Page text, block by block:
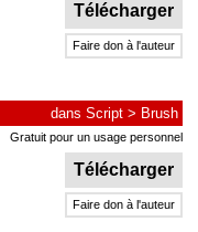
Télécharger
Faire don à l'auteur
dans Script > Brush
Gratuit pour un usage personnel
Télécharger
Faire don à l'auteur